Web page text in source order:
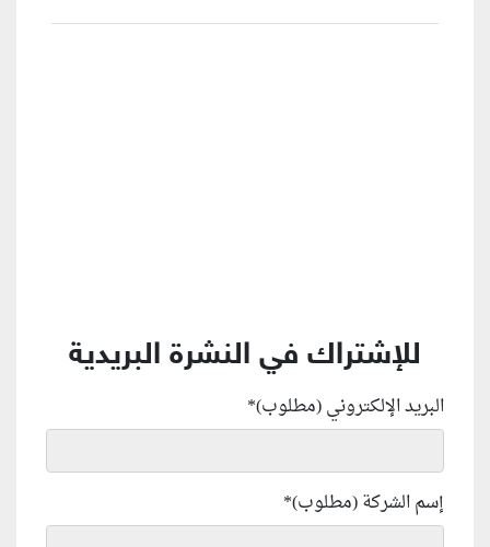
للإشتراك في النشرة البريدية
البريد الإلكتروني (مطلوب)*
إسم الشركة (مطلوب)*